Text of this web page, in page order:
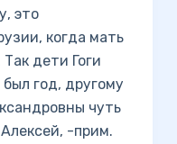
это
когда мать
дети Гоги
год, другому
чуть
-прим.